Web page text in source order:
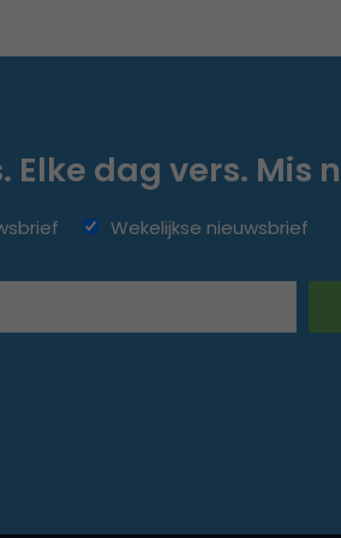
dag vers. Mis
Wekelijkse nieuwsbrief